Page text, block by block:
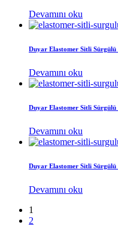
Devamını oku
Duyar Elastomer Sitli
Devamını oku
Duyar Elastomer Sitli Sürgülü
Devamını oku
Duyar Elastomer Sitli Sürgülü
Devamını oku
1
2